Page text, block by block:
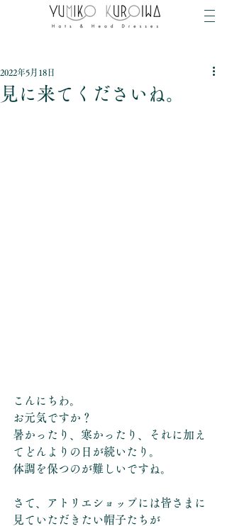
見に来てくださいね。
2022年5月18日
こんにちわ。
お元気ですか？
暑かったり、寒かったり、それに加え
てどんよりの日が続いたり。
体調を保つのが難しいですね。
さて、アトリエショップには皆さまに
見ていただきたい帽子たちが